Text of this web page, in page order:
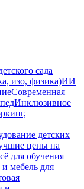
сада
изо, физика)ИИ
Современная
Инклюзивное
детских
цены на
для обучения
мебель для